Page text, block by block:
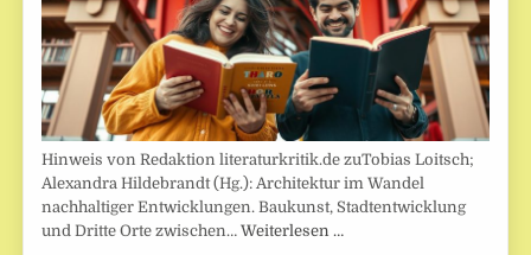
Hinweis von Redaktion literaturkritik.de zuTobias Loitsch;
Alexandra Hildebrandt (Hg.): Architektur im Wandel
nachhaltiger Entwicklungen. Baukunst, Stadtentwicklung
und Dritte Orte zwischen…Weiterlesen …